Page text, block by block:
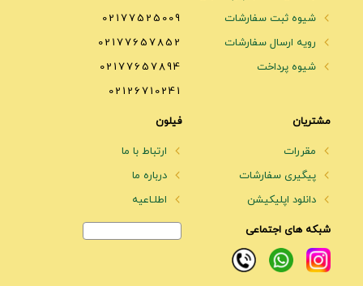
شیوه ثبت سفارشات
رویه ارسال سفارشات
شیوه پرداخت
02177525009
02177657852
02177657894
02126710241
مشتریان
مقررات
پیگیری سفارشات
دانلود اپلیکیشن
فیلون
ارتباط با ما
درباره ما
اطلـاعیه
شبکه های اجتماعی